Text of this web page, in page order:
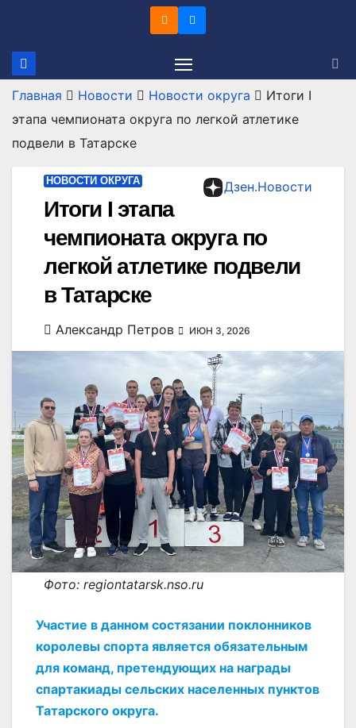
содержимому
Главная Новости Новости округа
Итоги I
этапа чемпионата округа по легкой атлетике
подвели в Татарске
Дзен.Новости
НОВОСТИ ОКРУГА
Итоги I этапа
чемпионата округа по
легкой атлетике подвели
в Татарске
Александр Петров ИЮН 3, 2026
Фото: regiontatarsk.nso.ru
Участие в данном состязании поклонников
королевы спорта является обязательным
для команд, претендующих на награды
спартакиады сельских населенных пунктов
Татарского округа.